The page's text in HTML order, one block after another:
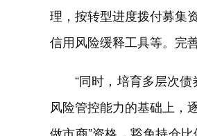
理，按转型进度拨付募集
信用风险缓释工具等。完
“同时，培育多层次
风险管控能力的基础上，